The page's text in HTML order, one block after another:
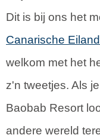
Dit is bij ons het
Canarische
welkom met het
z'n tweetjes. Als
Baobab Resort
andere wereld